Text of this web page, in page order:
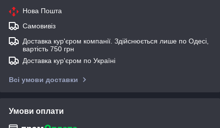
Нова Пошта
Самовивіз
Доставка кур'єром компанії. Здійснюється лише по Одесі,
вартість 750 грн
Доставка кур'єром по Україні
Всі умови доставки
Умови оплати